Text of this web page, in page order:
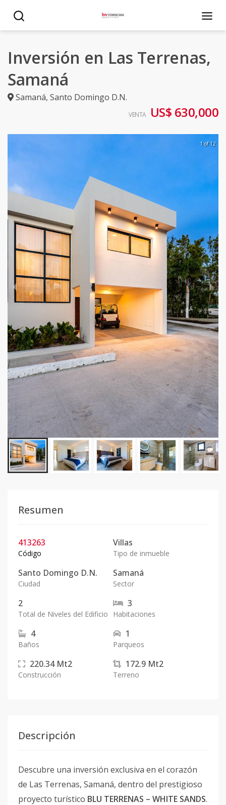
Inversión en Las Terrenas,
Samaná
Samaná, Santo Domingo D.N.
VENTA US$ 630,000
1 of 12
Resumen
413263
Código
Villas
Tipo de inmueble
Santo Domingo D.N.
Ciudad
Samaná
Sector
2
Total de Niveles del Edificio
3
Habitaciones
4
Baños
1
Parqueos
220.34 Mt2
Construcción
172.9 Mt2
Terreno
Descripción
Descubre una inversión exclusiva en el corazón
de Las Terrenas, Samaná, dentro del prestigioso
proyecto turístico BLU TERRENAS – WHITE SANDS.